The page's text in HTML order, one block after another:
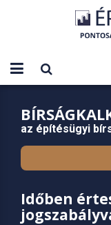
az építésügyi
Időben